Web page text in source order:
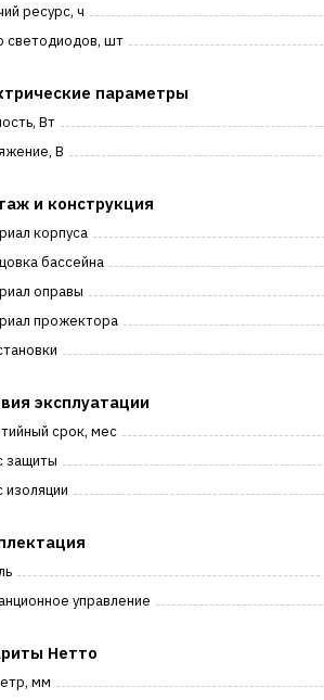
ресурс, ч
светодиодов, шт
параметры
Вт
В
и конструкция
корпуса
бассейна
оправы
прожектора
эксплуатации
срок, мес
защиты
изоляции
управление
Нетто
мм